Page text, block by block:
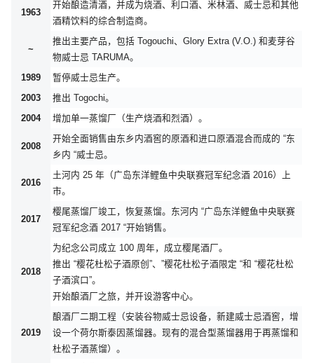
1963
开始酿造清酒，并成为烧酒、利口酒、米林酒、威士忌和其他
酒精饮料的综合制造商。
~
推出主要产品，包括 Togouchi、Glory Extra (V.O.) 和麦芽谷
物威士忌 TARUMA。
1989
暂停威士忌生产。
2003
推出 Togochi。
2004
增加单一蒸馏厂（生产烧酒和烈酒）。
2008
开始全面销售由东乡内酒窖的原酒和进口原酒混合而成的 “东
乡内 “威士忌。
2016
土河内 25 年（广岛东洋鲤鱼中央联赛冠军纪念酒 2016）上
市。
2017
樱尾蒸馏厂竣工，恢复蒸馏。东河内 “广岛东洋鲤鱼中央联赛
冠军纪念酒 2017 “开始销售。
2018
为纪念公司成立 100 周年，成立樱尾酒厂。
推出 “樱花杜松子酒原创”、”樱花杜松子酒限定 “和 “樱花杜松
子酒滨口”。
开始酿酒厂之旅，并开设游客中心。
2019
酿酒厂二期工程（安装谷物威士忌设备，新建威士忌酒窖，增
设一个荷尔斯泰因蒸馏器。现有的混合型蒸馏器用于再蒸馏和
杜松子酒蒸馏）。